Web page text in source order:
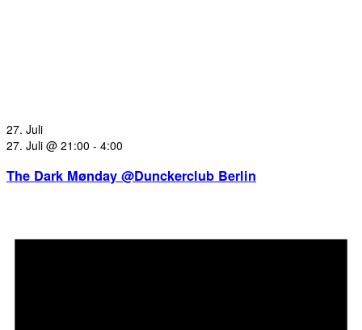
27. Juli
27. Juli @ 21:00 - 4:00
The Dark Mønday @Dunckerclub Berlin